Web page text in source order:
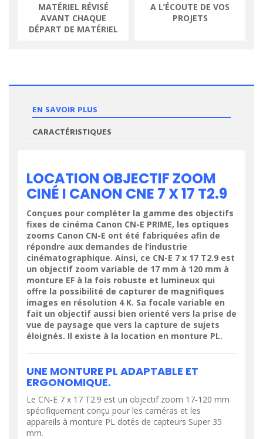
MATÉRIEL RÉVISÉ
AVANT CHAQUE
DÉPART DE MATÉRIEL
A L’ÉCOUTE DE VOS
PROJETS
EN SAVOIR PLUS
CARACTÉRISTIQUES
LOCATION OBJECTIF ZOOM
CINÉ I CANON CNE 7 X 17 T2.9
Conçues pour compléter la gamme des objectifs
fixes de cinéma Canon CN-E PRIME, les optiques
zooms Canon CN-E ont été fabriquées afin de
répondre aux demandes de l’industrie
cinématographique. Ainsi, ce CN-E 7 x 17 T2.9 est
un objectif zoom variable de 17 mm à 120 mm à
monture EF à la fois robuste et lumineux qui
offre la possibilité de capturer de magnifiques
images en résolution 4 K. Sa focale variable en
fait un objectif aussi bien orienté vers la prise de
vue de paysage que vers la capture de sujets
éloignés. Il existe à la location en monture PL.
UNE MONTURE PL ADAPTABLE ET
ERGONOMIQUE.
Le CN-E 7 x 17 T2.9 est un objectif zoom 17-120 mm
spécifiquement conçu pour les caméras et les
appareils à monture PL dotés de capteurs Super 35
mm.